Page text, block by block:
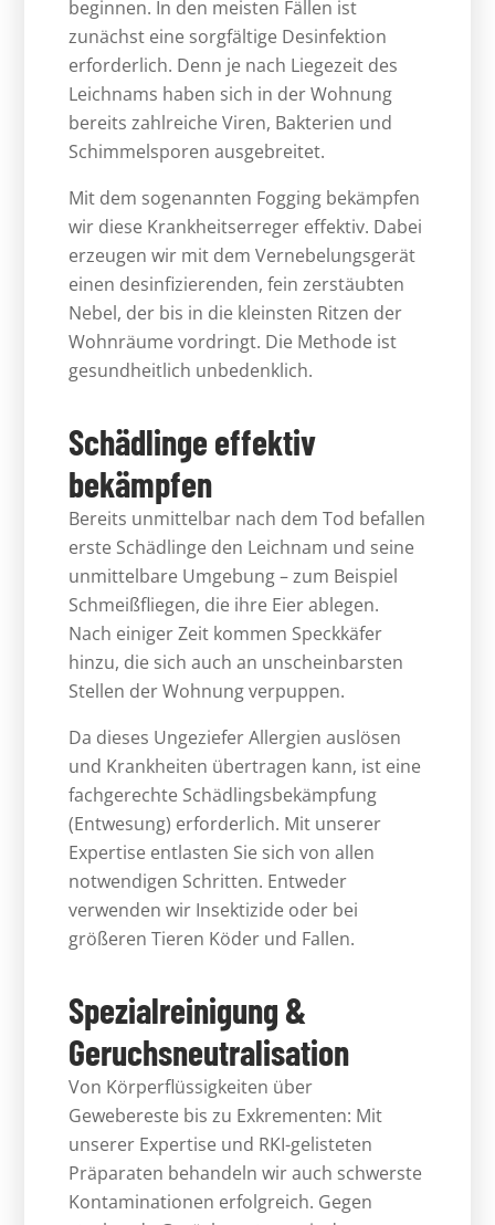
beginnen. In den meisten Fällen ist
zunächst eine sorgfältige Desinfektion
erforderlich. Denn je nach Liegezeit des
Leichnams haben sich in der Wohnung
bereits zahlreiche Viren, Bakterien und
Schimmelsporen ausgebreitet.
Mit dem sogenannten Fogging bekämpfen
wir diese Krankheitserreger effektiv. Dabei
erzeugen wir mit dem Vernebelungsgerät
einen desinfizierenden, fein zerstäubten
Nebel, der bis in die kleinsten Ritzen der
Wohnräume vordringt. Die Methode ist
gesundheitlich unbedenklich.
Schädlinge effektiv
bekämpfen
Bereits unmittelbar nach dem Tod befallen
erste Schädlinge den Leichnam und seine
unmittelbare Umgebung – zum Beispiel
Schmeißfliegen, die ihre Eier ablegen.
Nach einiger Zeit kommen Speckkäfer
hinzu, die sich auch an unscheinbarsten
Stellen der Wohnung verpuppen.
Da dieses Ungeziefer Allergien auslösen
und Krankheiten übertragen kann, ist eine
fachgerechte Schädlingsbekämpfung
(Entwesung) erforderlich. Mit unserer
Expertise entlasten Sie sich von allen
notwendigen Schritten. Entweder
verwenden wir Insektizide oder bei
größeren Tieren Köder und Fallen.
Spezialreinigung &
Geruchsneutralisation
Von Körperflüssigkeiten über
Gewebereste bis zu Exkrementen: Mit
unserer Expertise und RKI-gelisteten
Präparaten behandeln wir auch schwerste
Kontaminationen erfolgreich. Gegen